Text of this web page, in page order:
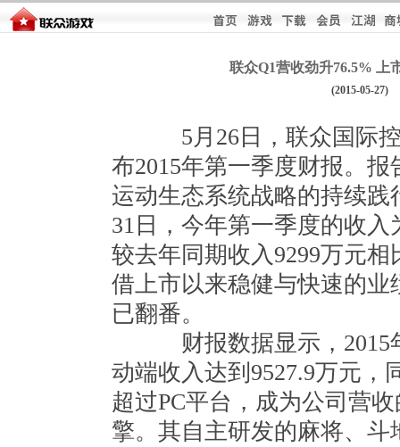
联众Q1营收劲升76.5% 上
(2015-05-27)
5月26日，联众国际控
布2015年第一季度财报。
运动生态系统战略的持续践
31日，今年第一季度的收入
较去年同期收入9299万元相
借上市以来稳健与快速的业
已翻番。
财报数据显示，2015
动端收入达到9527.9万元，
超过PC平台，成为公司营
擎。其自主研发的麻将、斗